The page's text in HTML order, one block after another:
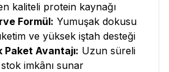
kaliteli protein kaynağı
Formül: Yumuşak dokusu
ve yüksek iştah desteği
Paket Avantajı: Uzun süreli
imkânı sunar